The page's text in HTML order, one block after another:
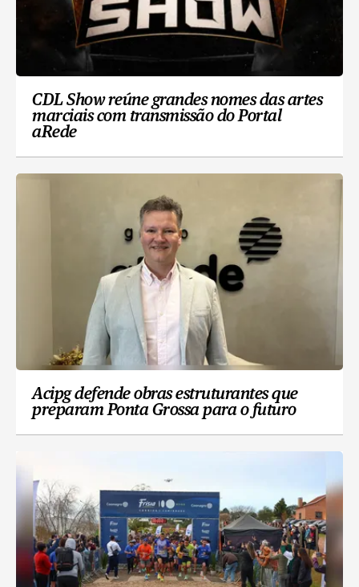
CDL Show reúne grandes nomes das artes
marciais com transmissão do Portal
aRede
Acipg defende obras estruturantes que
preparam Ponta Grossa para o futuro